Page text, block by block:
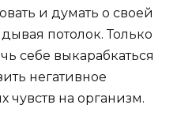
и думать о своей
потолок. Только
себе выкарабкаться
негативное
чувств на организм.